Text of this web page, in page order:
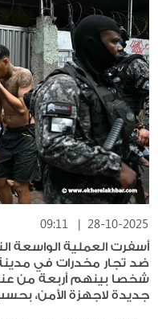
09:11 | 28-10-2025
أسفرت العملية الواسعة
شخصا بينهم أربعة من
جديدة لاجهزة الأمن،